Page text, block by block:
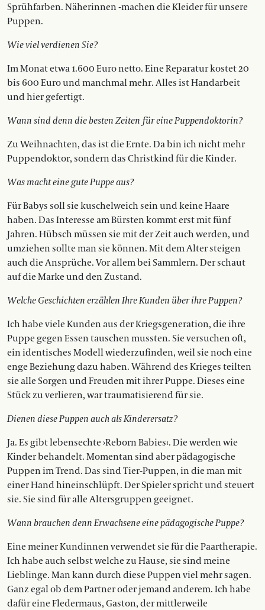
Sprühfarben. Näherinnen -machen die Kleider für unsere
Puppen.
Wie viel verdienen Sie?
Im Monat etwa 1.600 Euro netto. Eine Reparatur kostet 20
bis 600 Euro und manchmal mehr. Alles ist Handarbeit
und hier gefertigt.
Wann sind denn die besten Zeiten für eine Puppendoktorin?
Zu Weihnachten, das ist die Ernte. Da bin ich nicht mehr
Puppendoktor, sondern das Christkind für die Kinder.
Was macht eine gute Puppe aus?
Für Babys soll sie kuschelweich sein und keine Haare
haben. Das Interesse am Bürsten kommt erst mit fünf
Jahren. Hübsch müssen sie mit der Zeit auch werden, und
umziehen sollte man sie können. Mit dem Alter steigen
auch die Ansprüche. Vor allem bei Sammlern. Der schaut
auf die Marke und den Zustand.
Welche Geschichten erzählen Ihre Kunden über ihre Puppen?
Ich habe viele Kunden aus der Kriegsgeneration, die ihre
Puppe gegen Essen tauschen mussten. Sie versuchen oft,
ein identisches Modell wiederzufinden, weil sie noch eine
enge Beziehung dazu haben. Während des Krieges teilten
sie alle Sorgen und Freuden mit ihrer Puppe. Dieses eine
Stück zu verlieren, war traumatisierend für sie.
Dienen diese Puppen auch als Kinderersatz?
Ja. Es gibt lebensechte ›Reborn Babies‹. Die werden wie
Kinder behandelt. Momentan sind aber pädagogische
Puppen im Trend. Das sind Tier-Puppen, in die man mit
einer Hand hineinschlüpft. Der Spieler spricht und steuert
sie. Sie sind für alle Altersgruppen geeignet.
Wann brauchen denn Erwachsene eine pädagogische Puppe?
Eine meiner Kundinnen verwendet sie für die Paartherapie.
Ich habe auch selbst welche zu Hause, sie sind meine
Lieblinge. Man kann durch diese Puppen viel mehr sagen.
Ganz egal ob dem Partner oder jemand anderem. Ich habe
dafür eine Fledermaus, Gaston, der mittlerweile